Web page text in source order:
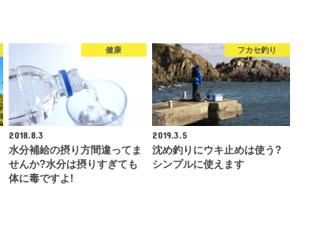
健康
2018.8.3
水分補給の摂り方間違ってま
せんか?水分は摂りすぎても
体に毒ですよ!
フカセ釣り
2019.3.5
沈め釣りにウキ止めは使う?
シンプルに使えます